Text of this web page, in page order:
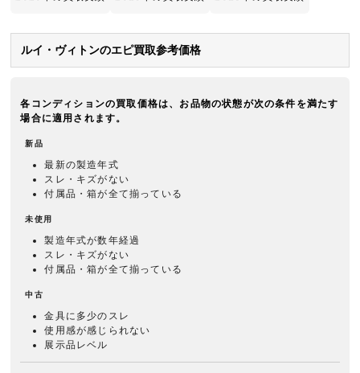
ルイ・ヴィトンのエピ買取参考価格
各コンディションの買取価格は、お品物の状態が次の条件を満たす
場合に適用されます。
新品
最新の製造年式
スレ・キズがない
付属品・箱が全て揃っている
未使用
製造年式が数年経過
スレ・キズがない
付属品・箱が全て揃っている
中古
金具に多少のスレ
使用感が感じられない
展示品レベル